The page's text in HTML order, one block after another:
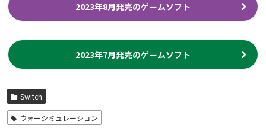
2023年8月発売のゲームソフト
2023年7月発売のゲームソフト
Switch
ウォーシミュレーション